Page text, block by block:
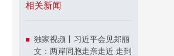
相关新闻
独家视频丨习近平会见郑丽
文：两岸同胞走亲走近 走到